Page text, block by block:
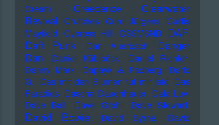
Cream
Creedence Clearwater
Revival
Crutches Curd Jürgens Curtis
Mayfield Cypress Hill D3SM6ND DAF
Daft Punk Dan Auerbach
Danger
Dan
Daniel Küblböck
Daniel Richter
Danny Mark
Dapayk & Padberg
Dario
G. Das mit den Blumen tut mir leid Das
Paradies Dascha Dauenhauer Data Luv
Dave Ball
Dave Grohl Dave Stewart
David Bowie David Byrne
David